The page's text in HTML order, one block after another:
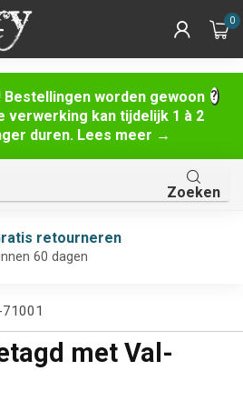
worden gewoon
verwerking kan tijdelijk 1 à 2
duren. Lees meer →
0
Zoeken
retourneren
60 dagen
met Val-